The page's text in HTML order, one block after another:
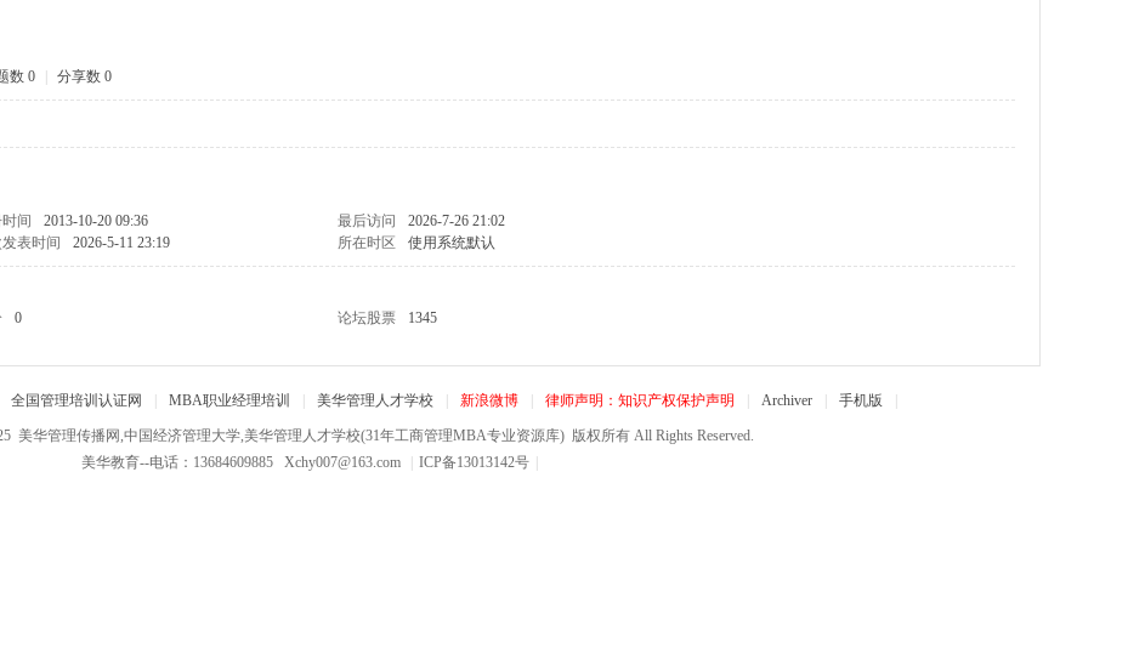
数 0 分享数 0
间 2013-10-20 09:36 最后访问
2026-7-26 21:02
表时间 2026-5-11 23:19 所在时区 使用系统默认
0 论坛股票 1345
全国管理培训认证网 MBA职业经理培训 美华管理人才学校 新浪微博 律师声明：知识产权保护声明 Archiver 手机版
美华管理传播网,中国经济管理大学,美华管理人才学校(31年工商管理MBA专业资源库)版权所有 All Rights Reserved.
美华教育--电话：13684609885 Xchy007@163.com ICP备13013142号